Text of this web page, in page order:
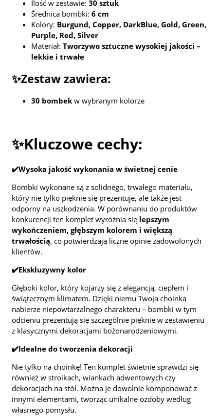
Ilość w zestawie: 30 sztuk
Średnica bombki: 6 cm
Kolory: Burgund, Copper, DarkBlue, Gold, Green,
Purple, Red, Silver
Materiał: Tworzywo sztuczne wysokiej jakości –
lekkie i trwałe
✨Zestaw zawiera:
30 bombek w wybranym kolorze
✨Kluczowe cechy:
✔️Wysoka jakość wykonania w świetnej cenie
Bombki wykonane są z solidnego, trwałego materiału,
który nie tylko pięknie się prezentuje, ale także jest
odporny na uszkodzenia. W porównaniu do produktów
konkurencji ten komplet wyróżnia się lepszym
wykończeniem, głębszym kolorem i większą
trwałością, co potwierdzają liczne opinie zadowolonych
klientów.
✔️Ekskluzywny kolor
Głęboki kolor, który kojarzy się z elegancją, ciepłem i
świątecznym klimatem. Dzięki niemu Twoja choinka
nabierze niepowtarzalnego charakteru – bombki w tym
odcieniu prezentują się szczególnie pięknie w zestawieniu
z klasycznymi dekoracjami bożonarodzeniowymi.
✔️Idealne do tworzenia dekoracji
Nie tylko na choinkę! Ten komplet świetnie sprawdzi się
również w stroikach, wiankach adwentowych czy
dekoracjach na stół. Można je dowolnie komponować z
innymi elementami, tworząc unikalne ozdoby według
własnego pomysłu.